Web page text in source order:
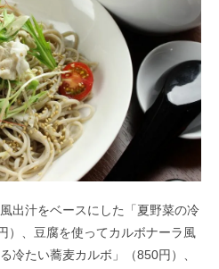
出汁をベースにした「夏野菜の冷
）、豆腐を使ってカルボナーラ風
冷たい蕎麦カルボ」（850円）、